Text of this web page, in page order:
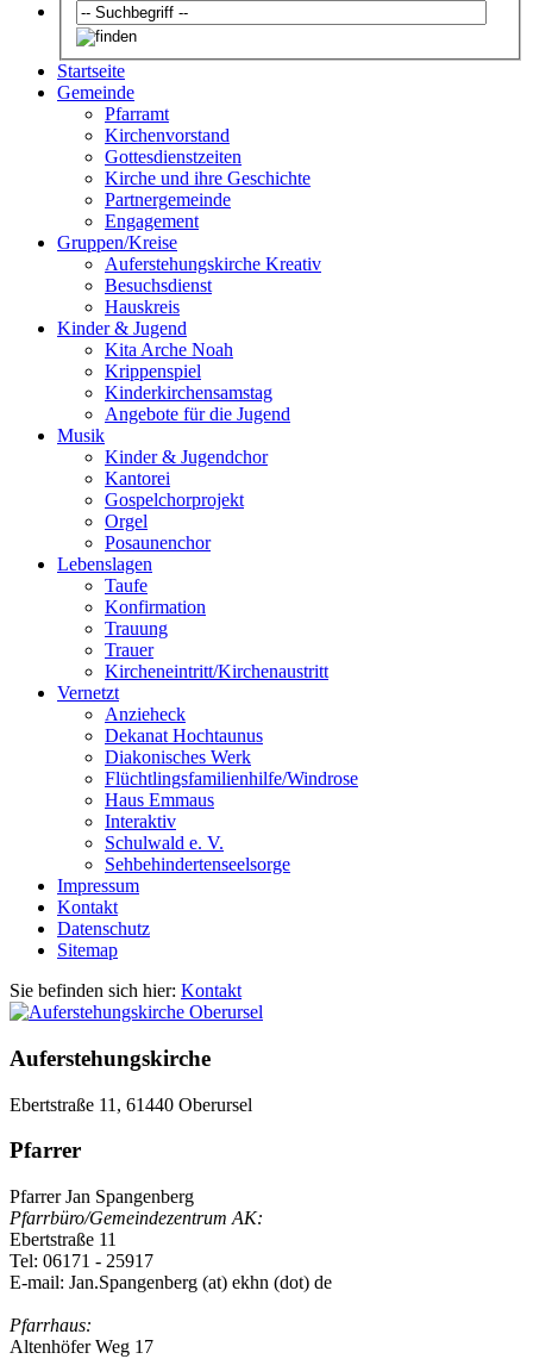
Startseite
Gemeinde
Pfarramt
Kirchenvorstand
Gottesdienstzeiten
Kirche und ihre Geschichte
Partnergemeinde
Engagement
Gruppen/Kreise
Auferstehungskirche Kreativ
Besuchsdienst
Hauskreis
Kinder & Jugend
Kita Arche Noah
Krippenspiel
Kinderkirchensamstag
Angebote für die Jugend
Musik
Kinder & Jugendchor
Kantorei
Gospelchorprojekt
Orgel
Posaunenchor
Lebenslagen
Taufe
Konfirmation
Trauung
Trauer
Kircheneintritt/Kirchenaustritt
Vernetzt
Anzieheck
Dekanat Hochtaunus
Diakonisches Werk
Flüchtlingsfamilienhilfe/Windrose
Haus Emmaus
Interaktiv
Schulwald e. V.
Sehbehindertenseelsorge
Impressum
Kontakt
Datenschutz
Sitemap
Sie befinden sich hier: Kontakt
Auferstehungskirche
Ebertstraße 11, 61440 Oberursel
Pfarrer
Pfarrer Jan Spangenberg
Pfarrbüro/Gemeindezentrum AK:
Ebertstraße 11
Tel: 06171 - 25917
E-mail: Jan.Spangenberg (at) ekhn (dot) de
Pfarrhaus:
Altenhöfer Weg 17